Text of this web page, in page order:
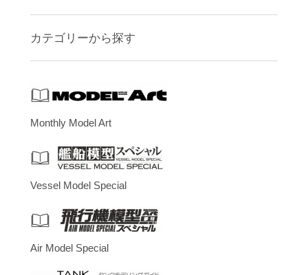
カテゴリーから探す
Monthly Model Art
Vessel Model Special
Air Model Special